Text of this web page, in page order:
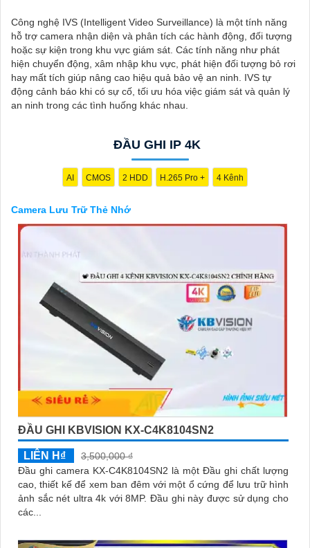
mật cao. Với tính năng ghi hình liên tục, khả năng mở rộng lưu
trữ và dễ dàng truy cập dữ liệu, đây là một option hoàn hảo cho
nhiều nhu cầu sử dụng khác nhau.
Công nghệ IVS (Intelligent Video Surveillance) là một tính năng
hỗ trợ camera nhận diện và phân tích các hành động, đối tượng
hoặc sự kiện trong khu vực giám sát. Các tính năng như phát
hiện chuyển động, xâm nhập khu vực, phát hiện đối tượng bỏ rơi
hay mất tích giúp nâng cao hiệu quả bảo vệ an ninh. IVS tự
động cảnh báo khi có sự cố, tối ưu hóa việc giám sát và quản lý
an ninh trong các tình huống khác nhau.
ĐẦU GHI IP 4K
AI CMOS 2 HDD H.265 Pro + 4 Kênh
Camera Lưu Trữ Thẻ Nhớ
ĐẦU GHI KBVISION KX-C4K8104SN2
LIÊN H₫
3,500,000 ₫
Đầu ghi camera KX-C4K8104SN2 là một Đầu ghi chất lượng
cao, thiết kế để xem ban đêm với một ổ cứng để lưu trữ hình
ảnh sắc nét ultra 4k với 8MP. Đầu ghi này được sử dụng cho
các...